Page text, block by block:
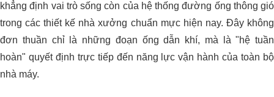
khẳng định vai trò sống còn của hệ thống đường ống thông gió
trong các thiết kế nhà xưởng chuẩn mực hiện nay. Đây không
đơn thuần chỉ là những đoạn ống dẫn khí, mà là "hệ tuần
hoàn" quyết định trực tiếp đến năng lực vận hành của toàn bộ
nhà máy.